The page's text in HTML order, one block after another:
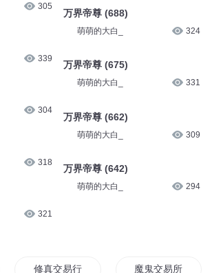
305
339
304
318
321
万界帝尊 (688)
萌萌的大白_ 324
万界帝尊 (675)
萌萌的大白_ 331
万界帝尊 (662)
萌萌的大白_ 309
万界帝尊 (642)
萌萌的大白_ 294
修真交易行 魔鬼交易所之战